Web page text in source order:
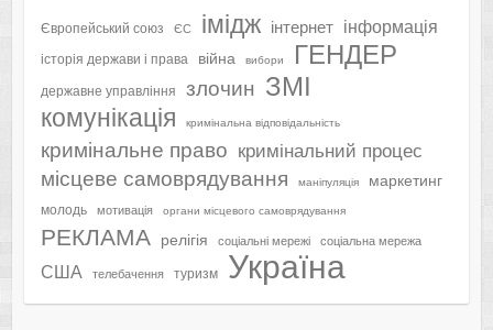
Європейський союз ЄС імідж інтернет інформація
історія держави і права війна вибори ГЕНДЕР
державне управління злочин ЗМІ
комунікація кримінальна відповідальність
кримінальне право кримінальний процес
місцеве самоврядування маніпуляція маркетинг
молодь мотивація органи місцевого самоврядування
РЕКЛАМА релігія соціальні мережі соціальна мережа
США телебачення туризм Україна